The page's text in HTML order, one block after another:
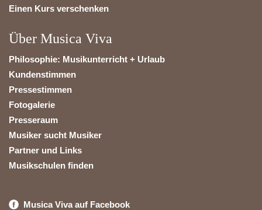
Einen Kurs verschenken
Über Musica Viva
Philosophie: Musikunterricht + Urlaub
Kundenstimmen
Pressestimmen
Fotogalerie
Presseraum
Musiker sucht Musiker
Partner und Links
Musikschulen finden
Musica Viva auf Facebook